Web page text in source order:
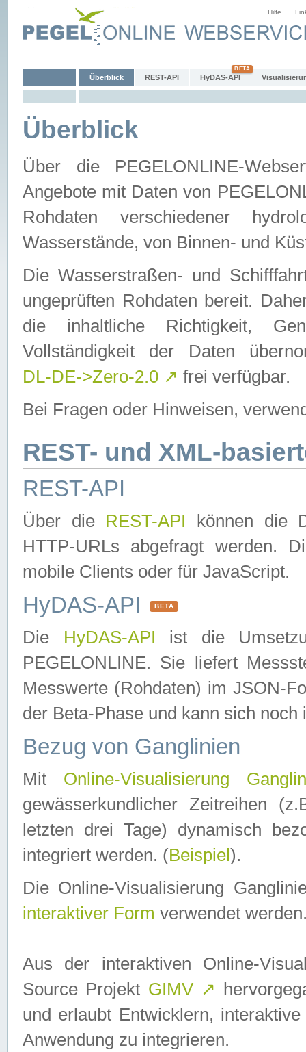
Hilfe
Überblick REST-API HyDAS-API
Überblick
Über die PEGELONLINE-
Angebote mit Daten von
Rohdaten verschiedener
Wasserstände, von Binnen- und
Die Wasserstraßen- und
ungeprüften Rohdaten bereit.
die inhaltliche Richtigkeit,
Vollständigkeit der Daten
DL-DE->Zero-2.0 ↗ frei verfügbar.
Bei Fragen oder Hinweisen,
REST- und XML-
REST-API
Über die REST-API können die
HTTP-URLs abgefragt werden.
mobile Clients oder für JavaScript.
HyDAS-API BETA
Die HyDAS-API ist die
PEGELONLINE. Sie liefert
Messwerte (Rohdaten) im JSON-
der Beta-Phase und kann sich noch
Bezug von Ganglinien
Mit Online-Visualisierung
gewässerkundlicher Zeitreihen
letzten drei Tage) dynamisch
integriert werden. (Beispiel ).
Die Online-Visualisierung
interaktiver Form verwendet
Aus der interaktiven Online-
Source Projekt GIMV ↗
und erlaubt Entwicklern,
Anwendung zu integrieren.